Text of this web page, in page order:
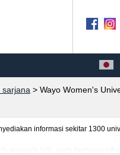
sarjana > Wayo Women's
informasi sekitar 1300
research %%, serta berbagai